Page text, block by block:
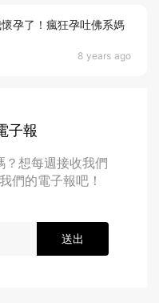
8 years ago
懷孕了！瘋狂孕吐佛系媽
子報
？想每週接收我們
們的電子報吧！
送出